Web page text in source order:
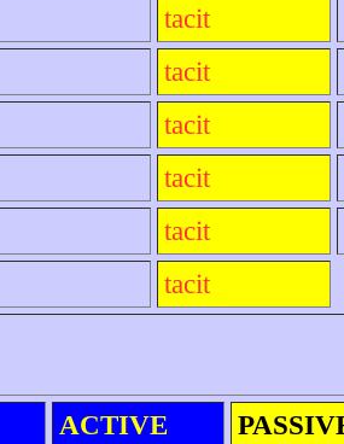
tacit
tacit
tacit
tacit
tacit
tacit
ACTIVE